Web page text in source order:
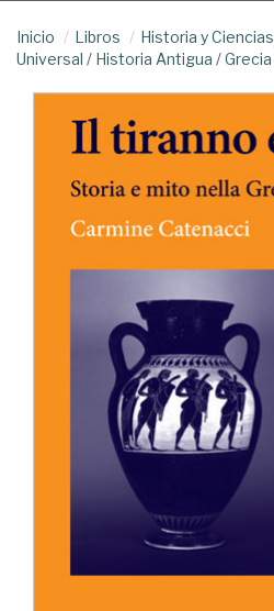
Inicio Libros Historia y
Universal / Historia Antigua /Grecia